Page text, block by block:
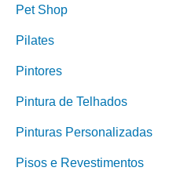
Pet Shop
Pilates
Pintores
Pintura de Telhados
Pinturas Personalizadas
Pisos e Revestimentos